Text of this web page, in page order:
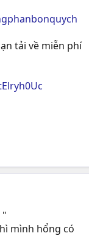
tải về miễn phí
"
mình hổng có